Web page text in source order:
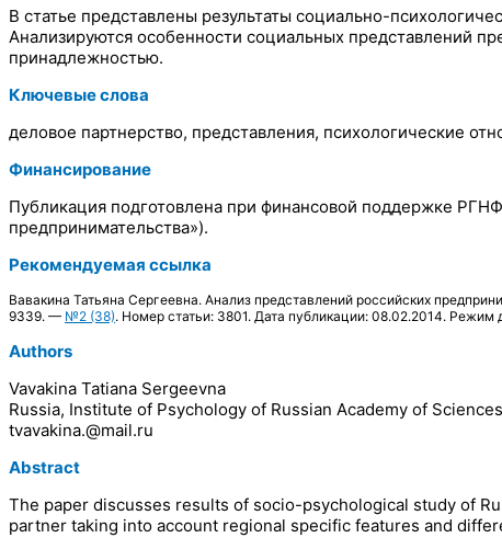
В статье представлены результаты социально-
Анализируются особенности социальных представлений
принадлежностью.
Ключевые слова
деловое партнерство, представления, психологические
Финансирование
Публикация подготовлена при финансовой поддержке
предпринимательства»).
Рекомендуемая ссылка
Вавакина Татьяна Сергеевна. Анализ представлений российских
9339. — №2 (38). Номер статьи: 3801. Дата публикации: 08.02.2014.
Authors
Vavakina Tatiana Sergeevna
Russia, Institute of Psychology of Russian Academy of Sciences
tvavakina.@mail.ru
Abstract
The paper discusses results of socio-psychological study of
partner taking into account regional specific features and